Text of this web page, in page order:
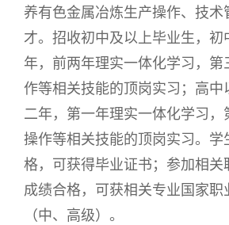
养有色金属冶炼生产操作、技术
才。招收初中及以上毕业生，初
年，前两年理实一体化学习，第
作等相关技能的顶岗实习；高中
二年，第一年理实一体化学习，
操作等相关技能的顶岗实习。学
格，可获得毕业证书；参加相关
成绩合格，可获相关专业国家职
（中、高级）。